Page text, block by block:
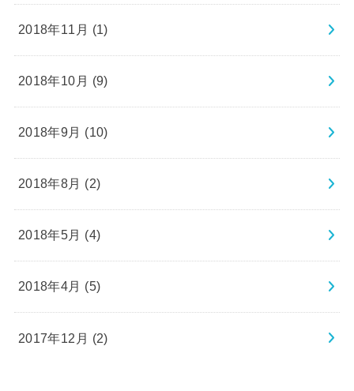
2018年11月 (1)
2018年10月 (9)
2018年9月 (10)
2018年8月 (2)
2018年5月 (4)
2018年4月 (5)
2017年12月 (2)